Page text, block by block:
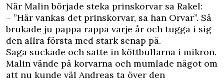
När Malin började steka prinskorvar sa Rakel:
– ”Här vankas det prinskorvar, sa han Orvar”. Så
brukade ju pappa rappa varje år och tugga i sig
den allra första med stark senap på.
Saga suckade och satte in köttbullarna i mikron.
Malin vände på korvarna och mumlade något om
att nu kunde väl Andreas ta över den